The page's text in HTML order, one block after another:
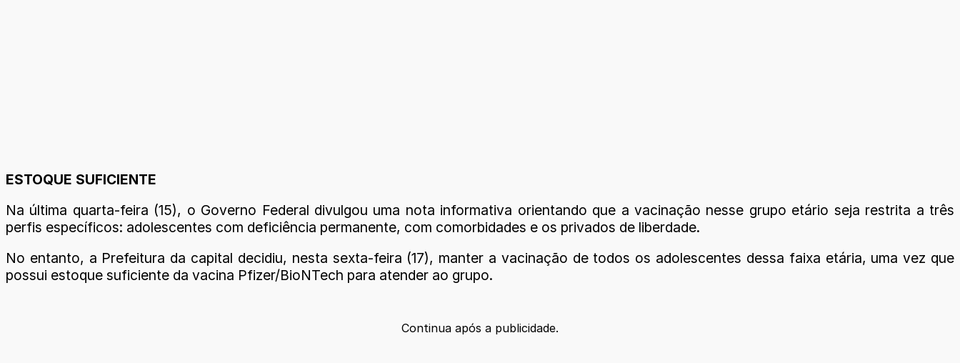
ESTOQUE SUFICIENTE
Na última quarta-feira (15), o Governo Federal divulgou uma nota informativa orientando que a vacinação nesse grupo etário seja restrita a três
perfis específicos: adolescentes com deficiência permanente, com comorbidades e os privados de liberdade.
No entanto, a Prefeitura da capital decidiu, nesta sexta-feira (17), manter a vacinação de todos os adolescentes dessa faixa etária, uma vez que
possui estoque suficiente da vacina Pfizer/BioNTech para atender ao grupo.
Continua após a publicidade.